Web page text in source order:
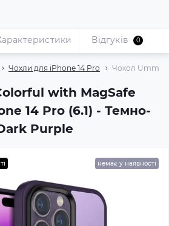
Чохли для iPhone 14 Pro Чохол Ummi
with MagSafe
14 Pro (6.1) - Темно-
Purple
Відгуків 0
немає у наявності